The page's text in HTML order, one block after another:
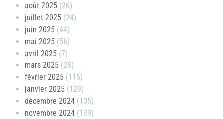
août 2025 (26)
juillet 2025 (24)
juin 2025 (44)
mai 2025 (56)
avril 2025 (7)
mars 2025 (28)
février 2025 (115)
janvier 2025 (129)
décembre 2024 (105)
novembre 2024 (139)